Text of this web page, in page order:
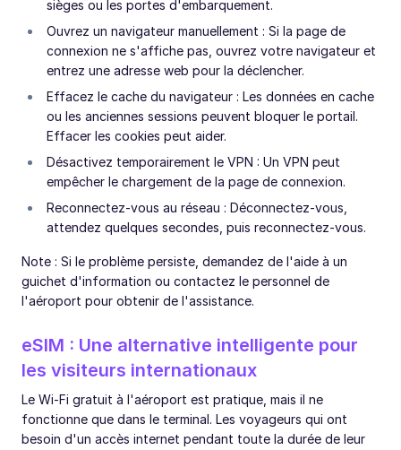
sièges ou les portes d'embarquement.
Ouvrez un navigateur manuellement : Si la page de
connexion ne s'affiche pas, ouvrez votre navigateur et
entrez une adresse web pour la déclencher.
Effacez le cache du navigateur : Les données en cache
ou les anciennes sessions peuvent bloquer le portail.
Effacer les cookies peut aider.
Désactivez temporairement le VPN : Un VPN peut
empêcher le chargement de la page de connexion.
Reconnectez-vous au réseau : Déconnectez-vous,
attendez quelques secondes, puis reconnectez-vous.
Note : Si le problème persiste, demandez de l'aide à un
guichet d'information ou contactez le personnel de
l'aéroport pour obtenir de l'assistance.
eSIM : Une alternative intelligente pour
les visiteurs internationaux
Le Wi-Fi gratuit à l'aéroport est pratique, mais il ne
fonctionne que dans le terminal. Les voyageurs qui ont
besoin d'un accès internet pendant toute la durée de leur